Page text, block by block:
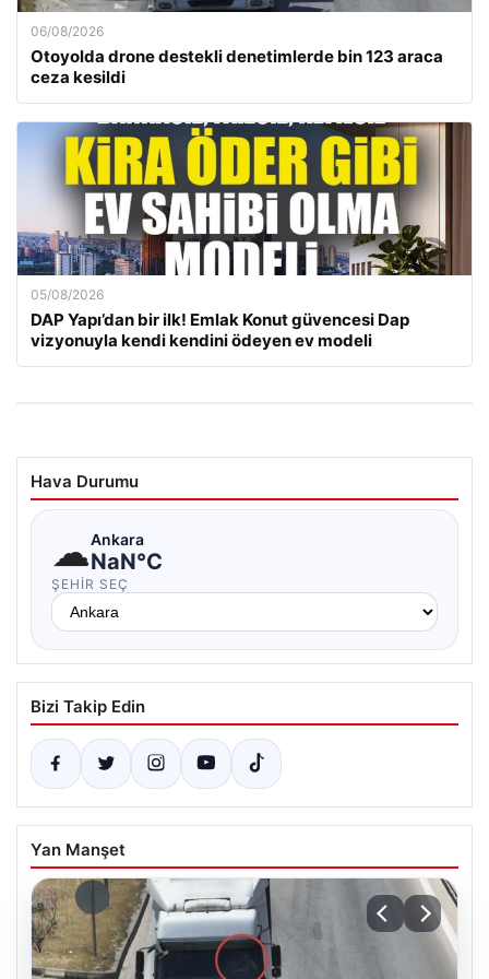
06/08/2026
Otoyolda drone destekli denetimlerde bin 123 araca
ceza kesildi
05/08/2026
DAP Yapı’dan bir ilk! Emlak Konut güvencesi Dap
vizyonuyla kendi kendini ödeyen ev modeli
Hava Durumu
☁Ankara
NaN°C
ŞEHIR SEÇ
Bizi Takip Edin
Yan Manşet